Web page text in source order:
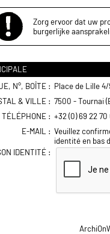
Zorg ervoor dat uw
burgerlijke
N°, BOÎTE : Place de Lille 4/
& VILLE : 7500 - Tournai
TÉLÉPHONE : +32 (0) 69 22 70
E-MAIL : Veuillez
identité en bas
IDENTITÉ :